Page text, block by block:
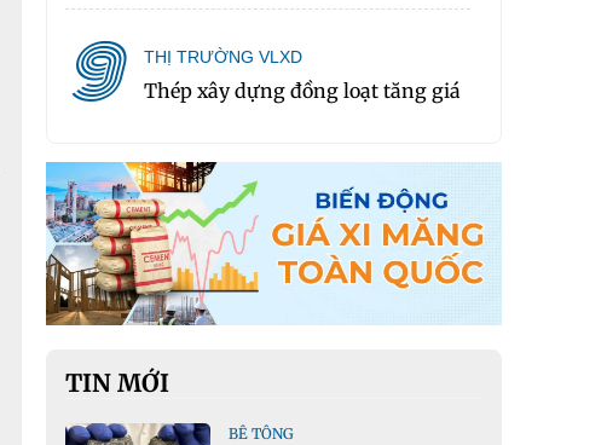
9 THỊ TRƯỜNG VLXD
Thép xây dựng đồng loạt tăng giá
TIN MỚI
BÊ TÔNG